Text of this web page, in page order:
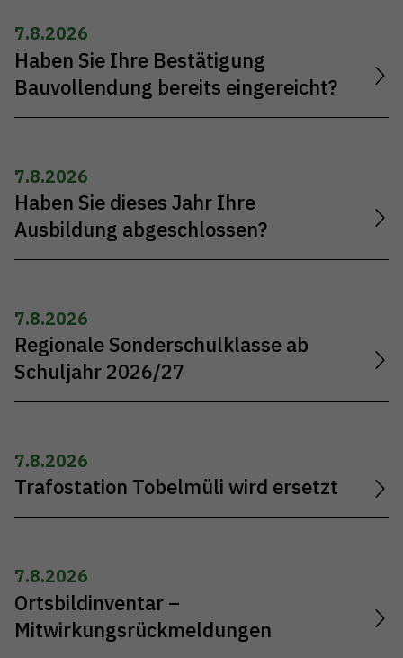
7.8.2026
Haben Sie Ihre Bestätigung
Bauvollendung bereits eingereicht?
7.8.2026
Haben Sie dieses Jahr Ihre
Ausbildung abgeschlossen?
7.8.2026
Regionale Sonderschulklasse ab
Schuljahr 2026/27
7.8.2026
Trafostation Tobelmüli wird ersetzt
7.8.2026
Ortsbildinventar –
Mitwirkungsrückmeldungen